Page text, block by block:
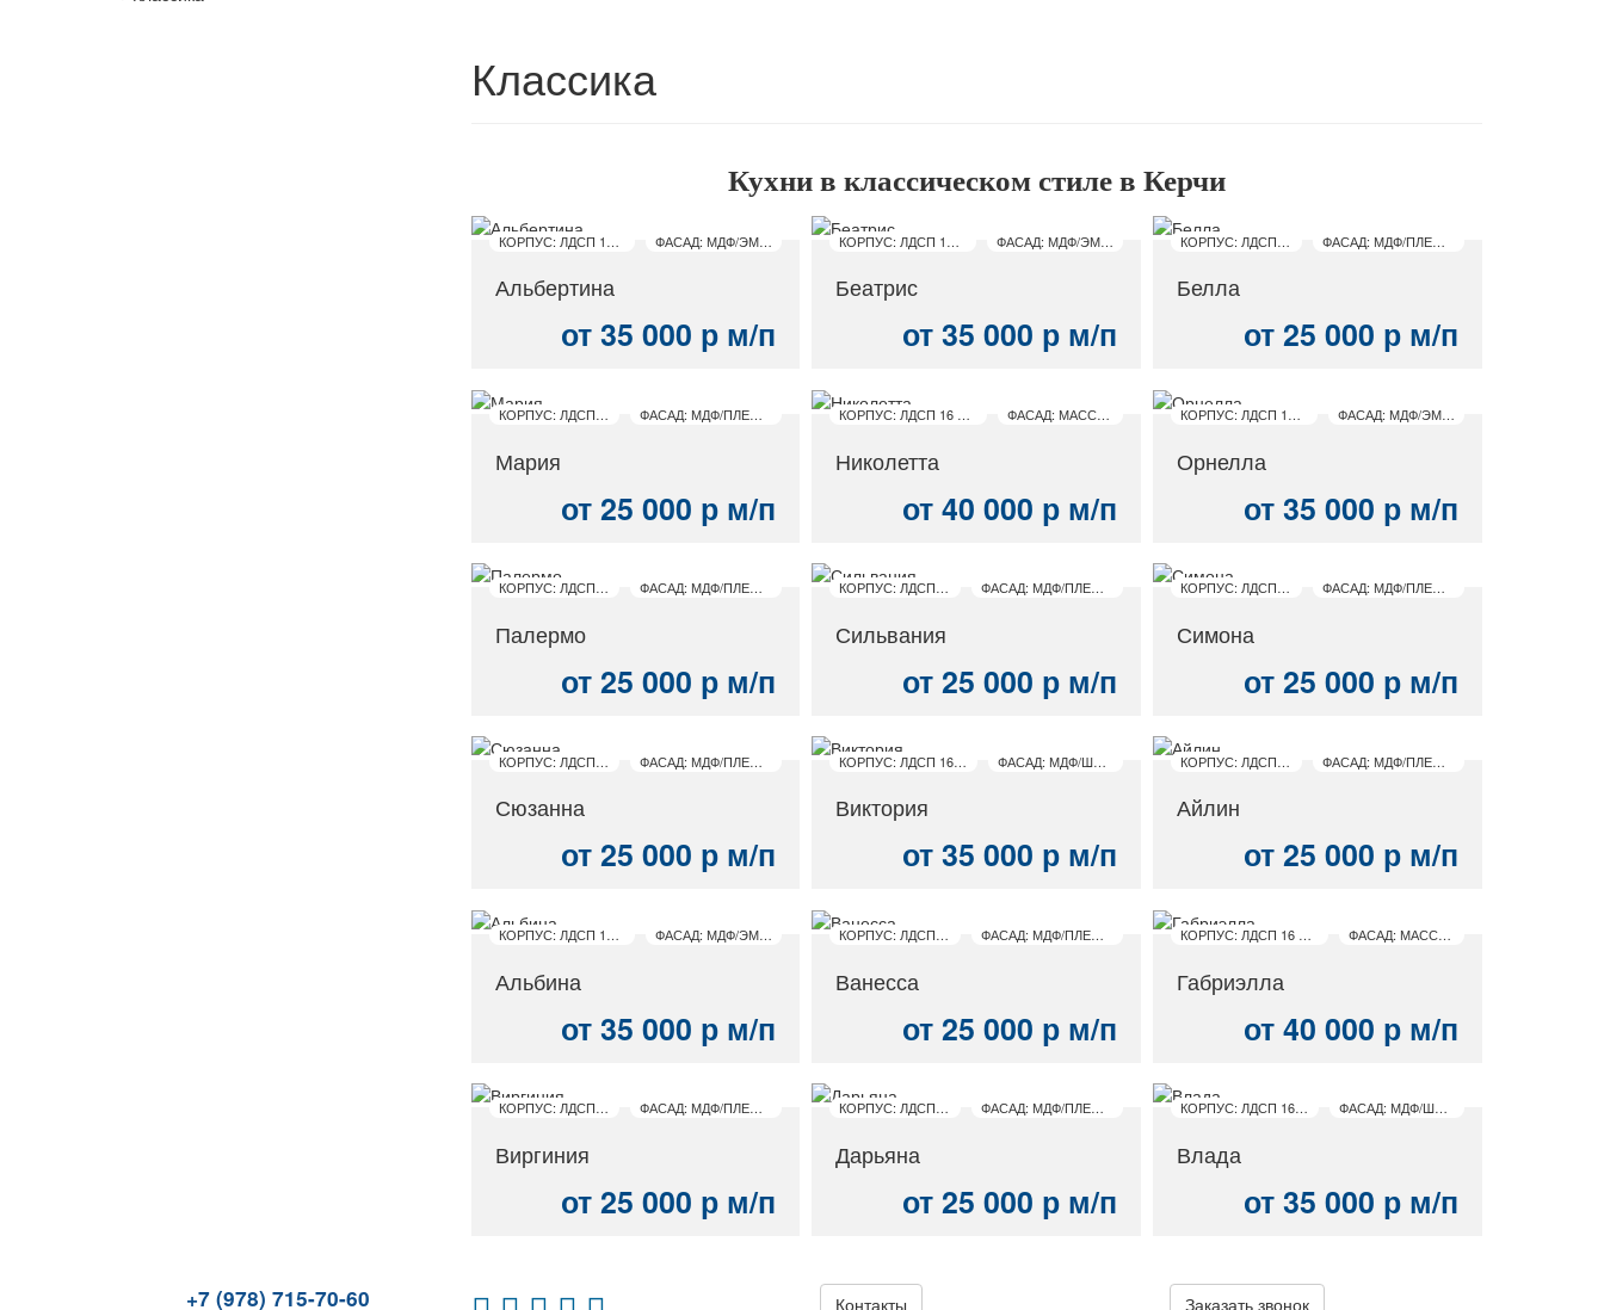
Классика
Кухни в классическом стиле в Керчи
КОРПУС: ЛДСП 16 ММ ФАСАД: МДФ/ЭМАЛЬ
Альбертина
от 35 000 р м/п
КОРПУС: ЛДСП 16 ММ ФАСАД: МДФ/ЭМАЛЬ
Беатрис
от 35 000 р м/п
КОРПУС: ЛДСП 16 ММ ФАСАД: МДФ/ПЛЕНКА ПВХ
Белла
от 25 000 р м/п
КОРПУС: ЛДСП 16 ММ ФАСАД: МДФ/ПЛЕНКА ПВХ
Мария
от 25 000 р м/п
КОРПУС: ЛДСП 16 ММ ФАСАД: МАССИВ
Николетта
от 40 000 р м/п
КОРПУС: ЛДСП 16 ММ ФАСАД: МДФ/ЭМАЛЬ
Орнелла
от 35 000 р м/п
КОРПУС: ЛДСП 16 ММ ФАСАД: МДФ/ПЛЕНКА ПВХ
Палермо
от 25 000 р м/п
КОРПУС: ЛДСП 16 ММ ФАСАД: МДФ/ПЛЕНКА ПВХ
Сильвания
от 25 000 р м/п
КОРПУС: ЛДСП 16 ММ ФАСАД: МДФ/ПЛЕНКА ПВХ
Симона
от 25 000 р м/п
КОРПУС: ЛДСП 16 ММ ФАСАД: МДФ/ПЛЕНКА ПВХ
Сюзанна
от 25 000 р м/п
КОРПУС: ЛДСП 16 ММ ФАСАД: МДФ/ШПОН
Виктория
от 35 000 р м/п
КОРПУС: ЛДСП 16 ММ ФАСАД: МДФ/ПЛЕНКА ПВХ
Айлин
от 25 000 р м/п
КОРПУС: ЛДСП 16 ММ ФАСАД: МДФ/ЭМАЛЬ
Альбина
от 35 000 р м/п
КОРПУС: ЛДСП 16 ММ ФАСАД: МДФ/ПЛЕНКА ПВХ
Ванесса
от 25 000 р м/п
КОРПУС: ЛДСП 16 ММ ФАСАД: МАССИВ
Габриэлла
от 40 000 р м/п
КОРПУС: ЛДСП 16 ММ ФАСАД: МДФ/ПЛЕНКА ПВХ
Виргиния
от 25 000 р м/п
КОРПУС: ЛДСП 16 ММ ФАСАД: МДФ/ПЛЕНКА ПВХ
Дарьяна
от 25 000 р м/п
КОРПУС: ЛДСП 16 ММ ФАСАД: МДФ/ШПОН
Влада
от 35 000 р м/п
+7 (978) 715-70-60 Контакты Заказать звонок